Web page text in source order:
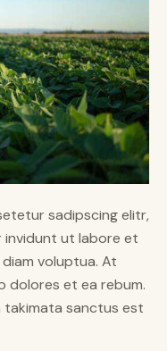
sadipscing elitr,
invidunt ut labore et
voluptua. At
dolores et ea rebum.
takimata sanctus est